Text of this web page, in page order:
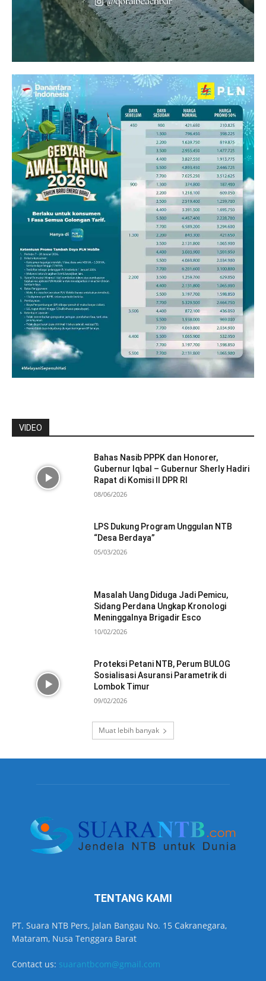
VIDEO
Bahas Nasib PPPK dan Honorer,
Gubernur Iqbal – Gubernur Sherly Hadiri
Rapat di Komisi II DPR RI
08/06/2026
LPS Dukung Program Unggulan NTB
“Desa Berdaya”
05/03/2026
Masalah Uang Diduga Jadi Pemicu,
Sidang Perdana Ungkap Kronologi
Meninggalnya Brigadir Esco
10/02/2026
Proteksi Petani NTB, Perum BULOG
Sosialisasi Asuransi Parametrik di
Lombok Timur
09/02/2026
Muat lebih banyak
TENTANG KAMI
PT. Suara NTB Pers, Jalan Bangau No. 15 Cakranegara,
Mataram, Nusa Tenggara Barat
Contact us: suarantbcom@gmail.com